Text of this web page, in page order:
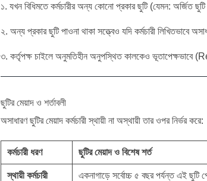
১. যখন বিধিমতে কর্মচারীর অন্য কোনো প্রকার ছুটি (যেমন: অর্জিত ছুটি
২. অন্য প্রকার ছুটি পাওনা থাকা সত্ত্বেও যদি কর্মচারী লিখিতভাবে
৩. কর্তৃপক্ষ চাইলে অনুমতিহীন অনুপস্থিত কালকেও ভূতাপেক্ষভাবে
ছুটির মেয়াদ ও শর্তাবলী
অসাধারণ ছুটির মেয়াদ কর্মচারী স্থায়ী না অস্থায়ী তার ওপর নির্ভর করে:
কর্মচারী ধরণ ছুটির মেয়াদ ও বিশেষ শর্ত
স্থায়ী কর্মচারী একনাগাড়ে সর্বোচ্চ ৫ বছর পর্যন্ত এই ছুটি